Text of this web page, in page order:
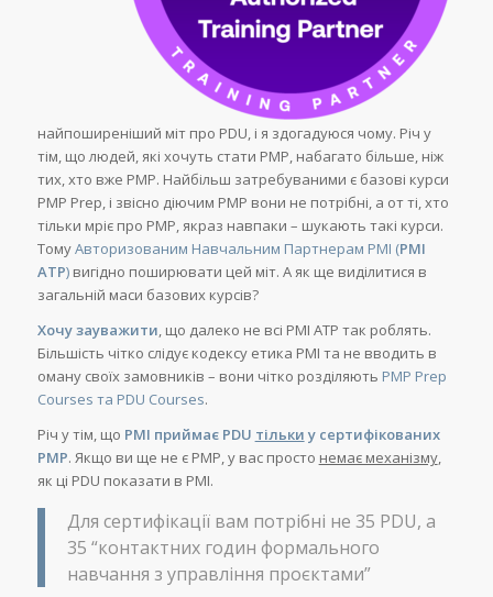
найпоширеніший міт про PDU, і я здогадуюся чому. Річ у
тім, що людей, які хочуть стати PMP, набагато більше, ніж
тих, хто вже PMP. Найбільш затребуваними є базові курси
PMP Prep, і звісно діючим PMP вони не потрібні, а от ті, хто
тільки мріє про PMP, якраз навпаки – шукають такі курси.
ТомуАвторизованим Навчальним Партнерам PMI (PMI
ATP)вигідно поширювати цей міт. А як ще виділитися в
загальній маси базових курсів?
Хочу зауважити, що далеко не всі PMI ATP так роблять.
Більшість чітко слідує кодексу етика PMI та не вводить в
оману своїх замовників – вони чітко розділяють PMP Prep
Courses та PDU Courses.
Річ у тім, що PMI приймає PDU тільки у сертифікованих
PMP. Якщо ви ще не є PMP, у вас просто немає механізму,
як ці PDU показати в PMI.
Для сертифікації вам потрібні не 35 PDU, а
35 “контактних годин формального
навчання з управління проєктами”